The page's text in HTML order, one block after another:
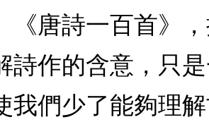
唐詩一百首》
作的含意，只
們少了能夠理解